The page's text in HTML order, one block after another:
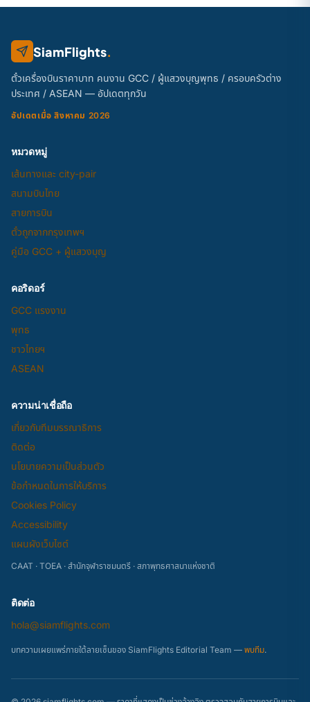
SiamFlights.
ตั๋วเครื่องบินราคาบาท คนงาน GCC / ผู้แสวงบุญพุทธ / ครอบครัวต่าง
ประเทศ / ASEAN — อัปเดตทุกวัน
อัปเดตเมื่อ สิงหาคม 2026
หมวดหมู่
เส้นทางและ city-pair
สนามบินไทย
สายการบิน
ตั๋วถูกจากกรุงเทพฯ
คู่มือ GCC + ผู้แสวงบุญ
คอริดอร์
GCC แรงงาน
พุทธ
ชาวไทยฯ
ASEAN
ความน่าเชื่อถือ
เกี่ยวกับทีมบรรณาธิการ
ติดต่อ
นโยบายความเป็นส่วนตัว
ข้อกำหนดในการให้บริการ
Cookies Policy
Accessibility
แผนผังเว็บไซต์
CAAT · TOEA · สำนักจุฬาราชมนตรี · สภาพุทธศาสนาแห่งชาติ
ติดต่อ
hola@siamflights.com
บทความเผยแพร่ภายใต้ลายเซ็นของ SiamFlights Editorial Team — พบทีม.